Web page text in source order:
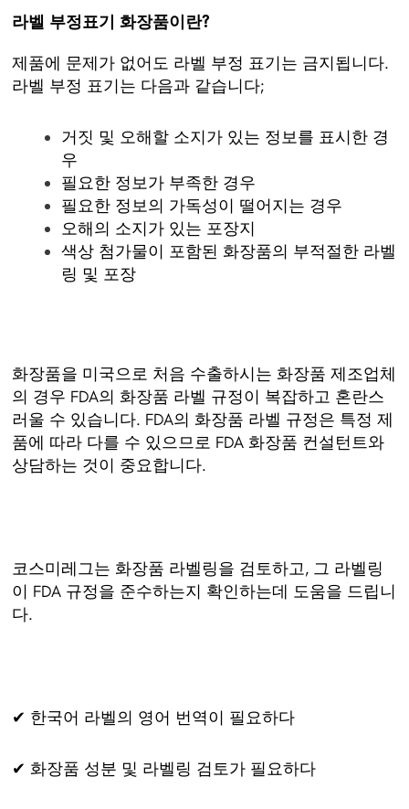
라벨 부정표기 화장품이란?
제품에 문제가 없어도 라벨 부정 표기는 금지됩니다.
라벨 부정 표기는 다음과 같습니다;
거짓 및 오해할 소지가 있는 정보를 표시한 경
우
필요한 정보가 부족한 경우
필요한 정보의 가독성이 떨어지는 경우
오해의 소지가 있는 포장지
색상 첨가물이 포함된 화장품의 부적절한 라벨
링 및 포장
화장품을 미국으로 처음 수출하시는 화장품 제조업체
의 경우 FDA의 화장품 라벨 규정이 복잡하고 혼란스
러울 수 있습니다. FDA의 화장품 라벨 규정은 특정 제
품에 따라 다를 수 있으므로 FDA 화장품 컨설턴트와
상담하는 것이 중요합니다.
코스미레그는 화장품 라벨링을 검토하고, 그 라벨링
이 FDA 규정을 준수하는지 확인하는데 도움을 드립니
다.
✔ 한국어 라벨의 영어 번역이 필요하다
✔ 화장품 성분 및 라벨링 검토가 필요하다